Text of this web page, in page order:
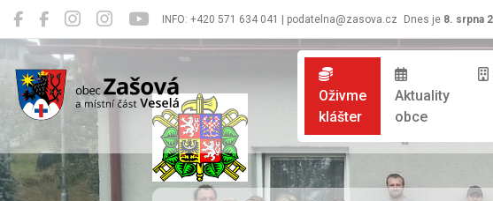
INFO: +420 571 634 041 | podatelna@zasova.cz Dnes je 8. srpna
Zašová
Oživme
klášter
Aktuality
obce